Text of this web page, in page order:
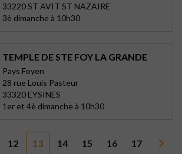
33220 ST AVIT ST NAZAIRE
3è dimanche à 10h30
TEMPLE DE STE FOY LA GRANDE
Pays Foyen
28 rue Louis Pasteur
33320 EYSINES
1er et 4è dimanche à 10h30
12 13 14 15 16 17